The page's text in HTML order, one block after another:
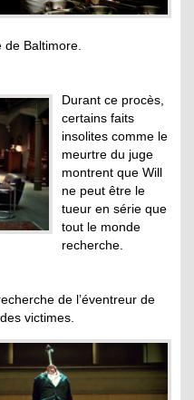
de Baltimore.
Durant ce procès,
certains faits
insolites comme le
meurtre du juge
montrent que Will
ne peut être le
tueur en série que
tout le monde
recherche.
de l’éventreur de
victimes.